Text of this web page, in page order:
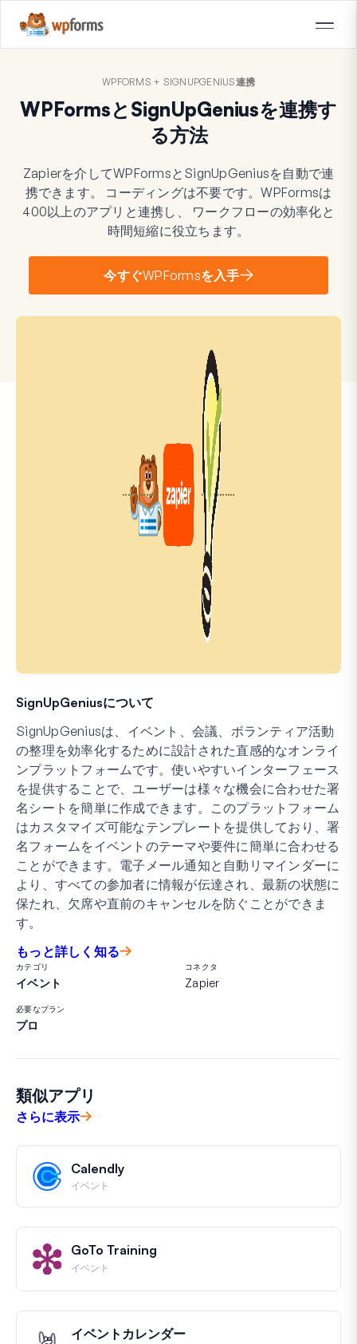
WPFORMS + SIGNUPGENIUS連携
WPFormsとSignUpGeniusを連携す
る方法
Zapierを介してWPFormsとSignUpGeniusを自動で連
携できます。 コーディングは不要です。WPFormsは
400以上のアプリと連携し、 ワークフローの効率化と
時間短縮に役立ちます。
今すぐWPFormsを入手
SignUpGeniusについて
SignUpGeniusは、イベント、会議、ボランティア活動
の整理を効率化するために設計された直感的なオンライ
ンプラットフォームです。使いやすいインターフェース
を提供することで、ユーザーは様々な機会に合わせた署
名シートを簡単に作成できます。このプラットフォーム
はカスタマイズ可能なテンプレートを提供しており、署
名フォームをイベントのテーマや要件に簡単に合わせる
ことができます。電子メール通知と自動リマインダーに
より、すべての参加者に情報が伝達され、最新の状態に
保たれ、欠席や直前のキャンセルを防ぐことができま
す。
もっと詳しく知る
カテゴリ
イベント
コネクタ
Zapier
必要なプラン
プロ
類似アプリ
さらに表示
Calendly
イベント
GoTo Training
イベント
イベントカレンダー